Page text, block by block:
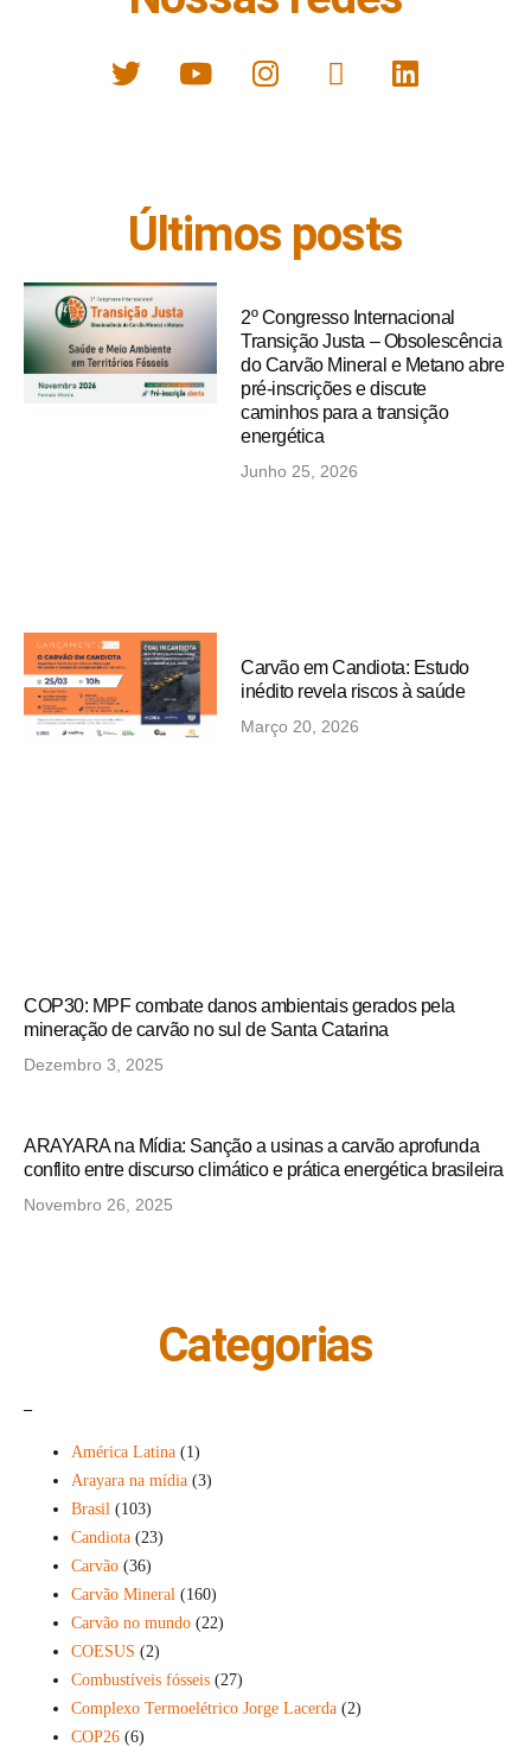
Últimos posts
2º Congresso Internacional
Transição Justa – Obsolescência
do Carvão Mineral e Metano abre
pré-inscrições e discute
caminhos para a transição
energética
Junho 25, 2026
Carvão em Candiota: Estudo
inédito revela riscos à saúde
Março 20, 2026
COP30: MPF combate danos ambientais gerados pela
mineração de carvão no sul de Santa Catarina
Dezembro 3, 2025
ARAYARA na Mídia: Sanção a usinas a carvão aprofunda
conflito entre discurso climático e prática energética brasileira
Novembro 26, 2025
Categorias
América Latina (1)
Arayara na mídia (3)
Brasil (103)
Candiota (23)
Carvão (36)
Carvão Mineral (160)
Carvão no mundo (22)
COESUS (2)
Combustíveis fósseis (27)
Complexo Termoelétrico Jorge Lacerda (2)
COP26 (6)